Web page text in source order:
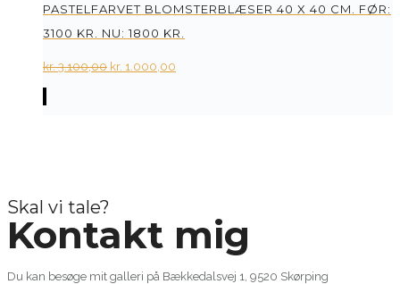
PASTELFARVET BLOMSTERBLÆSER 40 X 40 CM. FØR:
3100 KR. NU: 1800 KR.
kr.3.100,00 Original
kr. 1.000,00
Skal vi tale?
Kontakt mig
Du kan besøge mit galleri på Bækkedalsvej 1, 9520 Skørping